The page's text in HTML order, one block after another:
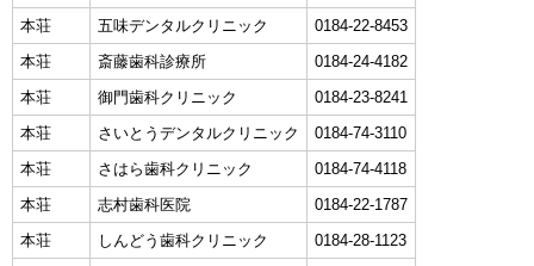
本荘
五味デンタルクリニック
0184-22-8453
本荘
斎藤歯科診療所
0184-24-4182
本荘
御門歯科クリニック
0184-23-8241
本荘
さいとうデンタルクリニック
0184-74-3110
本荘
さはら歯科クリニック
0184-74-4118
本荘
志村歯科医院
0184-22-1787
本荘
しんどう歯科クリニック
0184-28-1123